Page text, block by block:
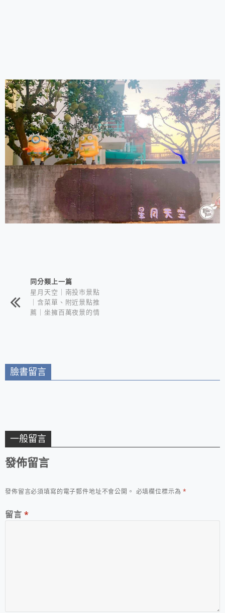
相連文章同分類上一篇
星月天空｜南投市景點
｜含菜單、附近景點推
薦｜坐擁百萬夜景的情
臉書留言
一般留言
發佈留言
發佈留言必須填寫的電子郵件地址不會公開。 必填欄位標示為*
留言 *